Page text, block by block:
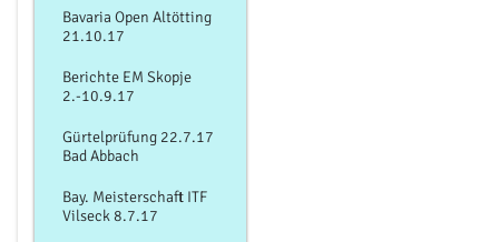
Bavaria Open Altötting
21.10.17
Berichte EM Skopje
2.-10.9.17
Gürtelprüfung 22.7.17
Bad Abbach
Bay. Meisterschaft ITF
Vilseck 8.7.17